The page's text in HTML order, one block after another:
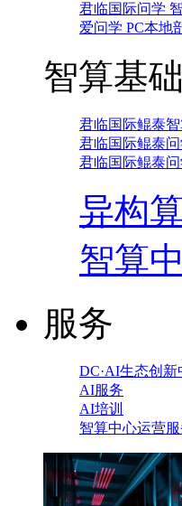
君临国际问学
爱问学 PC本地
智算基
君临国际鲲泰
君临国际鲲泰
君临国际鲲泰问
异构
智算
服务
DC·AI生态创新
AI服务
AI培训
智算中心运营